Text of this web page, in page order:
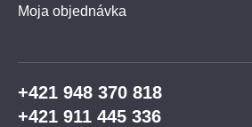
Moja objednávka
+421 948 370 818
+421 911 445 336